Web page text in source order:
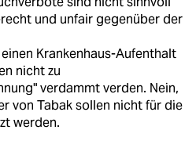
und unfair gegenüber der
Krankenhaus-Aufenthalt
nicht zu
verdammt verden. Nein,
von Tabak sollen nicht für die
werden.